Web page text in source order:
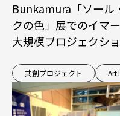
Bunkamura「ソール
クの色」展でのイマ
大規模プロジェクシ
共創プロジェクト